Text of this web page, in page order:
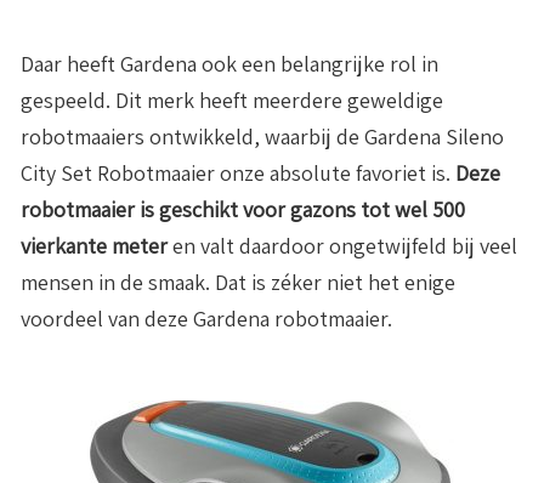
Daar heeft Gardena ook een belangrijke rol in
gespeeld. Dit merk heeft meerdere geweldige
robotmaaiers ontwikkeld, waarbij de Gardena Sileno
City Set Robotmaaier onze absolute favoriet is. Deze
robotmaaier is geschikt voor gazons tot wel 500
vierkante meteren valt daardoor ongetwijfeld bij veel
mensen in de smaak. Dat is zéker niet het enige
voordeel van deze Gardena robotmaaier.